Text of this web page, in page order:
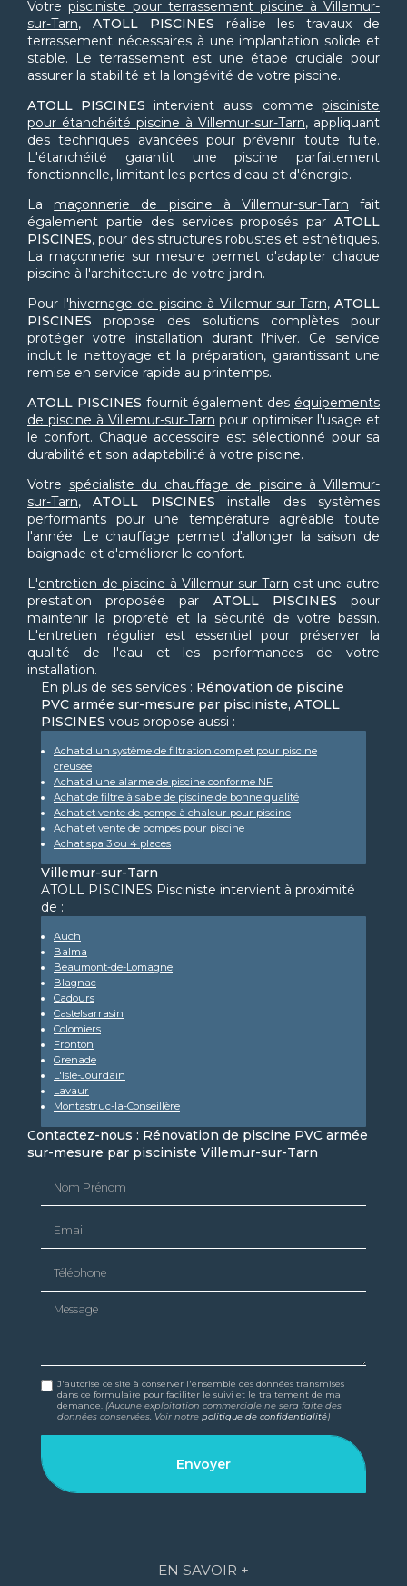
Votre pisciniste pour terrassement piscine à Villemur-
sur-Tarn, ATOLL PISCINES réalise les travaux de
terrassement nécessaires à une implantation solide et
stable. Le terrassement est une étape cruciale pour
assurer la stabilité et la longévité de votre piscine.
ATOLL PISCINES intervient aussi commepisciniste
pour étanchéité piscine à Villemur-sur-Tarn, appliquant
des techniques avancées pour prévenir toute fuite.
L'étanchéité garantit une piscine parfaitement
fonctionnelle, limitant les pertes d'eau et d'énergie.
La maçonnerie de piscine à Villemur-sur-Tarn fait
également partie des services proposés par ATOLL
PISCINES, pour des structures robustes et esthétiques.
La maçonnerie sur mesure permet d'adapter chaque
piscine à l'architecture de votre jardin.
Pour l'hivernage de piscine à Villemur-sur-Tarn, ATOLL
PISCINES propose des solutions complètes pour
protéger votre installation durant l'hiver. Ce service
inclut le nettoyage et la préparation, garantissant une
remise en service rapide au printemps.
ATOLL PISCINES fournit également des équipements
de piscine à Villemur-sur-Tarn pour optimiser l'usage et
le confort. Chaque accessoire est sélectionné pour sa
durabilité et son adaptabilité à votre piscine.
Votre spécialiste du chauffage de piscine à Villemur-
sur-Tarn,ATOLL PISCINES installe des systèmes
performants pour une température agréable toute
l'année. Le chauffage permet d'allonger la saison de
baignade et d'améliorer le confort.
L'entretien de piscine à Villemur-sur-Tarn est une autre
prestation proposée par ATOLL PISCINES pour
maintenir la propreté et la sécurité de votre bassin.
L'entretien régulier est essentiel pour préserver la
qualité de l'eau et les performances de votre
installation.
En plus de ses services : Rénovation de piscine
PVC armée sur-mesure par pisciniste, ATOLL
PISCINES vous propose aussi :
Achat d'un système de filtration complet pour piscine
creusée
Achat d'une alarme de piscine conforme NF
Achat de filtre à sable de piscine de bonne qualité
Achat et vente de pompe à chaleur pour piscine
Achat et vente de pompes pour piscine
Achat spa 3 ou 4 places
Villemur-sur-Tarn
ATOLL PISCINES Pisciniste intervient à proximité
de :
Auch
Balma
Beaumont-de-Lomagne
Blagnac
Cadours
Castelsarrasin
Colomiers
Fronton
Grenade
L'Isle-Jourdain
Lavaur
Montastruc-la-Conseillère
Contactez-nous : Rénovation de piscine PVC armée
sur-mesure par pisciniste Villemur-sur-Tarn
Message
J'autorise ce site à conserver l'ensemble des données transmises
dans ce formulaire pour faciliter le suivi et le traitement de ma
demande. (Aucune exploitation commerciale ne sera faite des
données conservées. Voir notrepolitique de confidentialité)
EN SAVOIR +